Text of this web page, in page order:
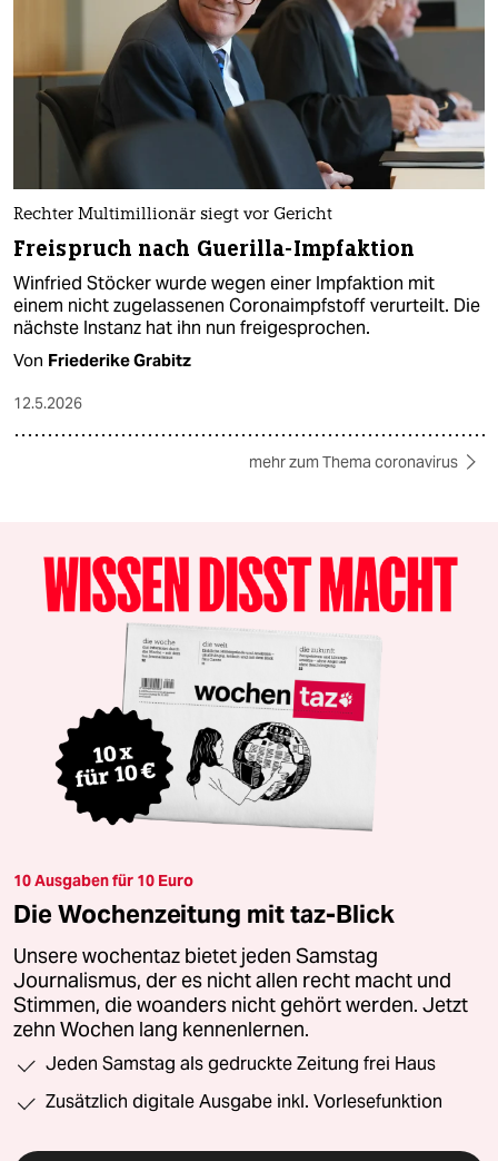
Rechter Multimillionär siegt vor Gericht
Freispruch nach Guerilla-Impfaktion
Winfried Stöcker wurde wegen einer Impfaktion mit
einem nicht zugelassenen Coronaimpfstoff verurteilt. Die
nächste Instanz hat ihn nun freigesprochen.
Von Friederike Grabitz
12.5.2026
mehr zum Thema coronavirus
10 Ausgaben für 10 Euro
Die Wochenzeitung mit taz-Blick
Unsere wochentaz bietet jeden Samstag
Journalismus, der es nicht allen recht macht und
Stimmen, die woanders nicht gehört werden. Jetzt
zehn Wochen lang kennenlernen.
Jeden Samstag als gedruckte Zeitung frei Haus
Zusätzlich digitale Ausgabe inkl. Vorlesefunktion